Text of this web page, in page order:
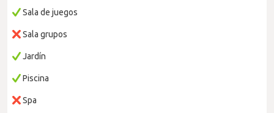
Sala de juegos
Sala grupos
Jardín
Piscina
Spa